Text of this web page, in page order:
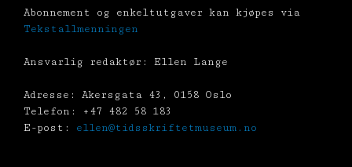
Abonnement og enkeltutgaver kan kjøpes via
Tekstallmenningen
Ansvarlig redaktør: Ellen Lange
Adresse: Akersgata 43, 0158 Oslo
Telefon: +47 482 58 183
E-post: ellen@tidsskriftetmuseum.no